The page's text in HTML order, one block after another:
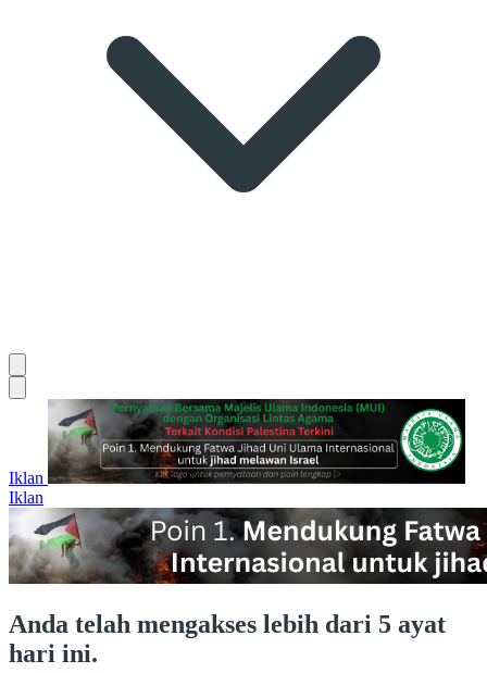
Iklan
Iklan
Anda telah mengakses lebih dari 5 ayat
hari ini.